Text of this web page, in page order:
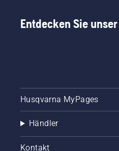
Entdecken Sie
Husqvarna MyPages
Händler
Kontakt